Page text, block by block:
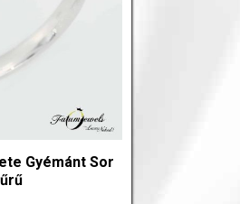
Gyémánt Sor